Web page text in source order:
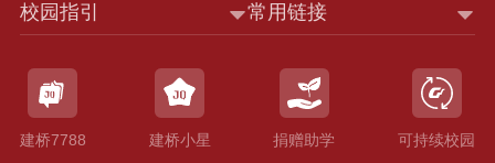
校园指引 常用链接
建桥7788 建桥小星 捐赠助学 可持续校园